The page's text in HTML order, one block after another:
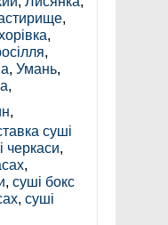
,
,
,
, Умань,
,
,
суші
черкаси,
,
, суші бокс
, суші